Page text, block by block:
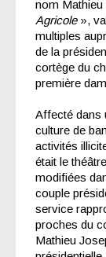
nom
Agricole»,
multiples
de la
cortège du
première
Affecté dans
culture de
activités
était le
modifiées
couple
service
proches du
Mathieu